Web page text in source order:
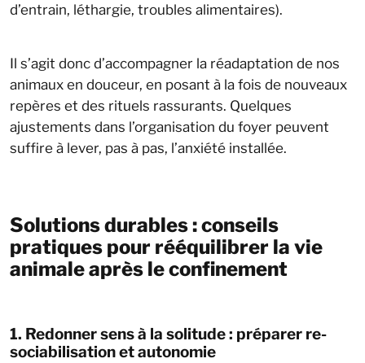
d’entrain, léthargie, troubles alimentaires).
Il s’agit donc d’accompagner la réadaptation de nos
animaux en douceur, en posant à la fois de nouveaux
repères et des rituels rassurants. Quelques
ajustements dans l’organisation du foyer peuvent
suffire à lever, pas à pas, l’anxiété installée.
Solutions durables : conseils
pratiques pour rééquilibrer la vie
animale après le confinement
1. Redonner sens à la solitude : préparer re-
sociabilisation et autonomie